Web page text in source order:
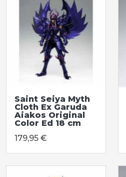
Saint Seiya Myth
Cloth Ex Garuda
Aiakos Original
Color Ed 18 cm
179,95 €